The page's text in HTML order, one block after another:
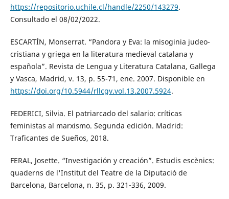
https://repositorio.uchile.cl/handle/2250/143279.
Consultado el 08/02/2022.
ESCARTÍN, Monserrat. “Pandora y Eva: la misoginia judeo-
cristiana y griega en la literatura medieval catalana y
española”. Revista de Lengua y Literatura Catalana, Gallega
y Vasca, Madrid, v. 13, p. 55-71, ene. 2007. Disponible en
https://doi.org/10.5944/rllcgv.vol.13.2007.5924.
FEDERICI, Silvia. El patriarcado del salario: críticas
feministas al marxismo. Segunda edición. Madrid:
Traficantes de Sueños, 2018.
FERAL, Josette. “Investigación y creación”. Estudis escènics:
quaderns de l'Institut del Teatre de la Diputació de
Barcelona, Barcelona, n. 35, p. 321-336, 2009.